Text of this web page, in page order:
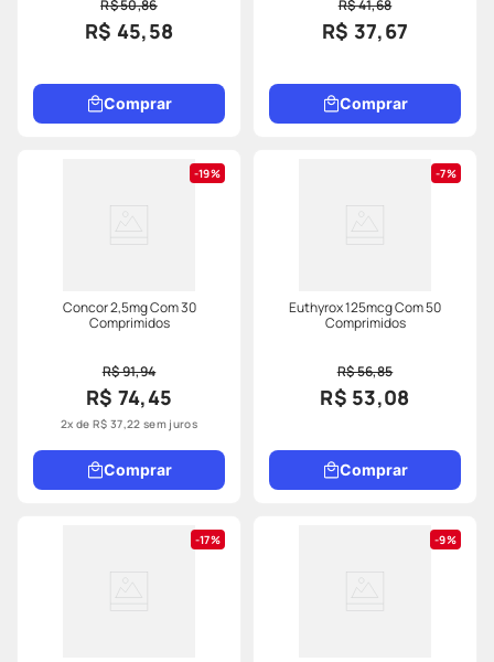
R$ 50,86
R$ 45,58
Comprar
R$ 41,68
R$ 37,67
Comprar
19%
Concor 2,5mg Com 30
Comprimidos
R$ 91,94
R$ 74,45
2x deR$ 37,22 sem juros
Comprar
7%
Euthyrox 125mcg Com 50
Comprimidos
R$ 56,85
R$ 53,08
Comprar
17% 9%